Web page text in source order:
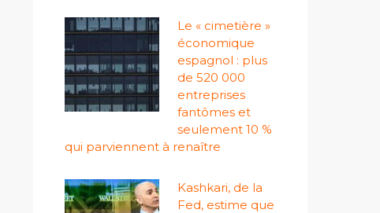
Le « cimetière »
économique
espagnol : plus
de 520 000
entreprises
fantômes et
seulement 10 %
qui parviennent à renaître
Kashkari, de la
Fed, estime que